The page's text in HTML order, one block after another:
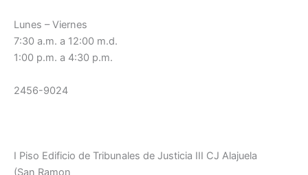
Lunes – Viernes
7:30 a.m. a 12:00 m.d.
1:00 p.m. a 4:30 p.m.
2456-9024
I Piso Edificio de Tribunales de Justicia III CJ Alajuela
(San Ramon